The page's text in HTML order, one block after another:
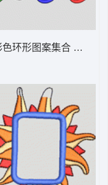
彩色环形图案